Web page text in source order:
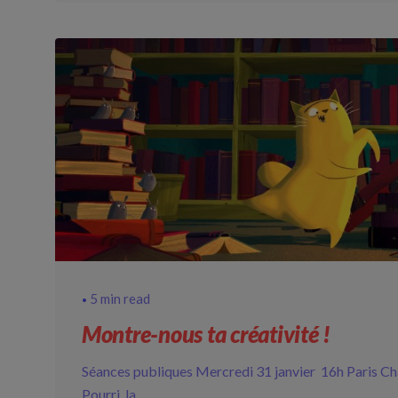
5 min read
Montre-nous ta créativité !
Séances publiques Mercredi 31 janvier 16h Paris
Pourri, la...